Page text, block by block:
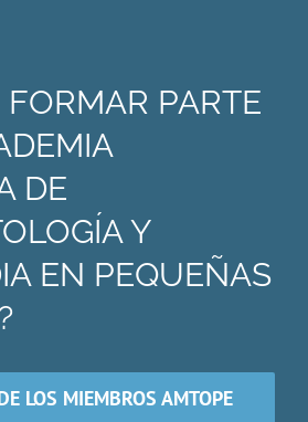
FORMAR PARTE
DE
Y
EN PEQUEÑAS
LOS MIEMBROS AMTOPE